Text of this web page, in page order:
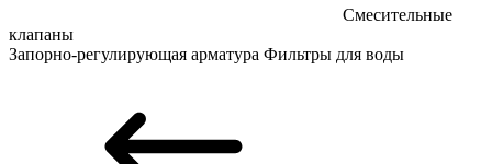
Смесительные
клапаны
Запорно-регулирующая арматура Фильтры для воды